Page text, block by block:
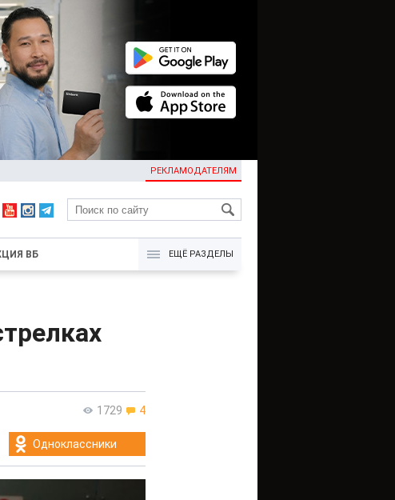
РЕКЛАМОДАТЕЛЯМ
KG
ВБ ЕЩЁ РАЗДЕЛЫ
1729 4
Одноклассники